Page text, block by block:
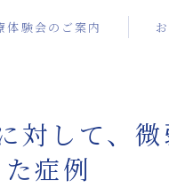
体験会のご案内
対して、
症例